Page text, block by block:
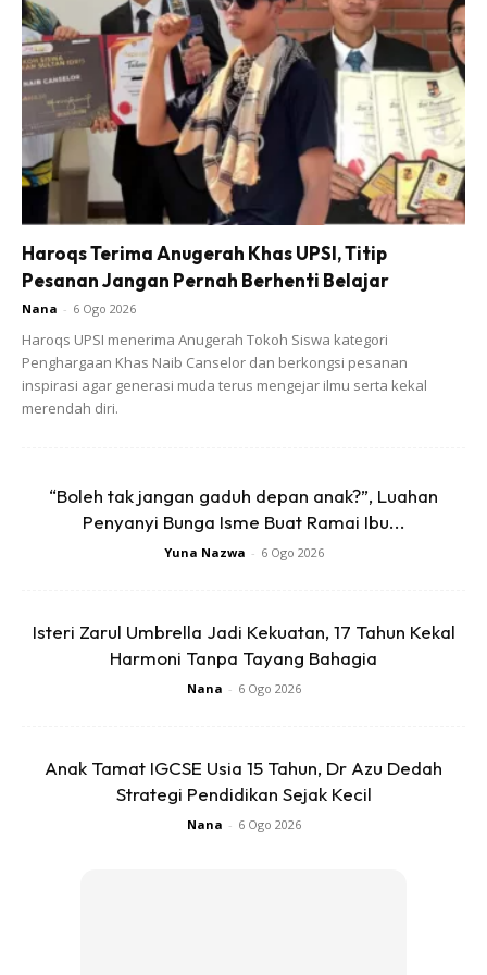
Namun hati seorang bapa tetap sentiasa terbayang
anaknya. Pernah, ketika menjadi imam solat di Masjid
Taman U, aku menangis ketika membaca ayat-ayat dari
surah alFajr.
Aku tak mampu melantunkan ayat Ya Ayyatuhannafsul
Mutmainnah, kerana aku merasakan sifat itmi’nan masih
Namun sedikit demi sedikit aku cuba gagahkan untuk
menerima segala ketentuan.
Haroqs Terima Anugerah Khas UPSI, Titip
Pesanan Jangan Pernah Berhenti Belajar
Nana - 6 Ogo 2026
Haroqs UPSI menerima Anugerah Tokoh Siswa kategori
Penghargaan Khas Naib Canselor dan berkongsi pesanan
inspirasi agar generasi muda terus mengejar ilmu serta kekal
merendah diri.
“Boleh tak jangan gaduh depan anak?”, Luahan
Penyanyi Bunga Isme Buat Ramai Ibu...
Yuna Nazwa - 6 Ogo 2026
Isteri Zarul Umbrella Jadi Kekuatan, 17 Tahun Kekal
Harmoni Tanpa Tayang Bahagia
Nana - 6 Ogo 2026
Anak Tamat IGCSE Usia 15 Tahun, Dr Azu Dedah
Strategi Pendidikan Sejak Kecil
Nana - 6 Ogo 2026